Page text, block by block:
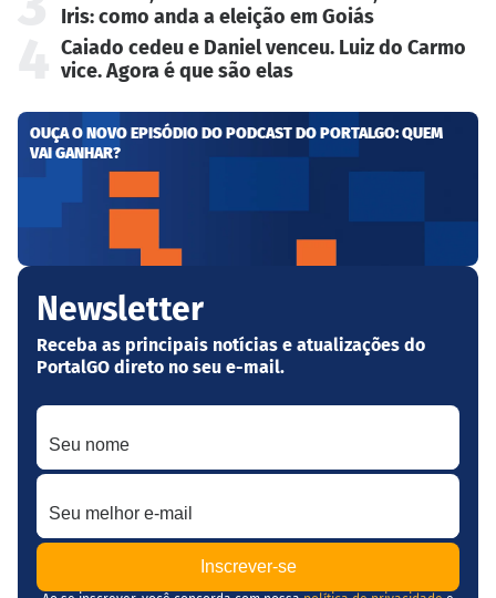
Iris: como anda a eleição em Goiás
Caiado cedeu e Daniel venceu. Luiz do Carmo
vice. Agora é que são elas
OUÇA O NOVO EPISÓDIO DO PODCAST DO PORTALGO: QUEM
VAI GANHAR?
Newsletter
Receba as principais notícias e atualizações do
PortalGO direto no seu e-mail.
Seu nome
Seu melhor e-mail